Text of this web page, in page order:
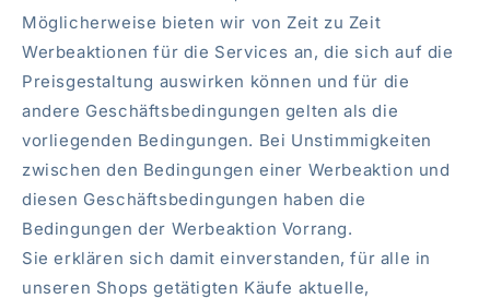
Möglicherweise bieten wir von Zeit zu Zeit
Werbeaktionen für die Services an, die sich auf die
Preisgestaltung auswirken können und für die
andere Geschäftsbedingungen gelten als die
vorliegenden Bedingungen. Bei Unstimmigkeiten
zwischen den Bedingungen einer Werbeaktion und
diesen Geschäftsbedingungen haben die
Bedingungen der Werbeaktion Vorrang.
Sie erklären sich damit einverstanden, für alle in
unseren Shops getätigten Käufe aktuelle,